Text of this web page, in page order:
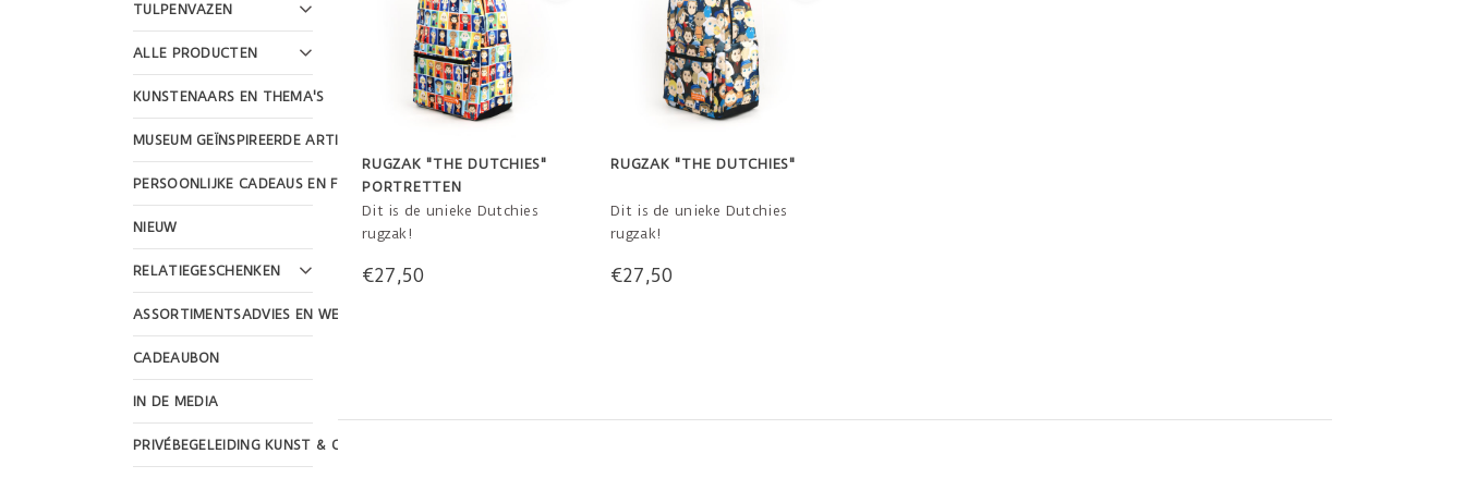
TULPENVAZEN
ALLE PRODUCTEN
KUNSTENAARS EN THEMA'S
MUSEUM GEÏNSPIREERDE ARTIKELEN
PERSOONLIJKE CADEAUS EN FEESTDAGEN
NIEUW
RELATIEGESCHENKEN
ASSORTIMENTSADVIES EN WEBSHOP DESIGN
CADEAUBON
IN DE MEDIA
PRIVÉBEGELEIDING KUNST & CULTUUR
RUGZAK "THE DUTCHIES"
PORTRETTEN
Dit is de unieke Dutchies
rugzak!
€27,50
RUGZAK "THE DUTCHIES"
Dit is de unieke Dutchies
rugzak!
€27,50